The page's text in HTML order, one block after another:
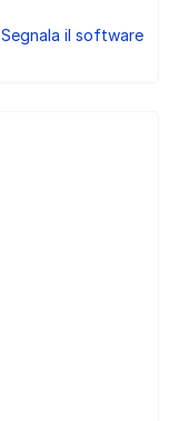
Segnala il software